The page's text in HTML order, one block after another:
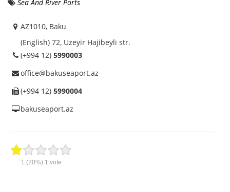
Sea And River Ports
AZ1010, Baku
(English) 72, Uzeyir Hajibeyli str.
(+994 12) 5990003
office@bakuseaport.az
(+994 12) 5990004
bakuseaport.az
1 (20%) 1 vote